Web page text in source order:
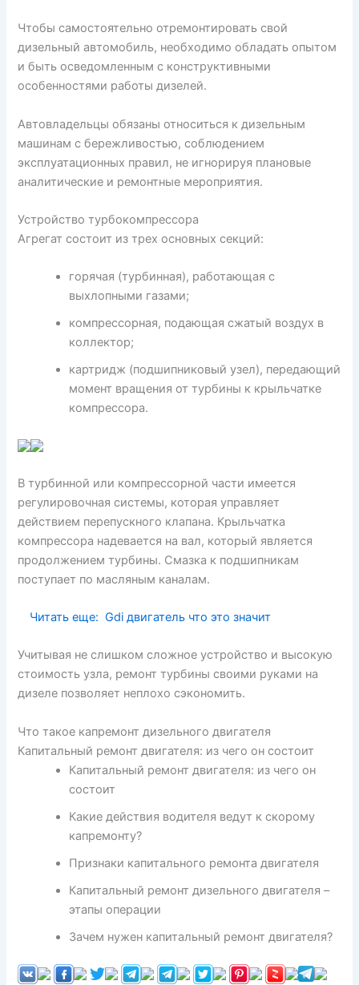
Чтобы самостоятельно отремонтировать свой
дизельный автомобиль, необходимо обладать опытом
и быть осведомленным с конструктивными
особенностями работы дизелей.
Автовладельцы обязаны относиться к дизельным
машинам с бережливостью, соблюдением
эксплуатационных правил, не игнорируя плановые
аналитические и ремонтные мероприятия.
Устройство турбокомпрессора
Агрегат состоит из трех основных секций:
горячая (турбинная), работающая с
выхлопными газами;
компрессорная, подающая сжатый воздух в
коллектор;
картридж (подшипниковый узел), передающий
момент вращения от турбины к крыльчатке
компрессора.
В турбинной или компрессорной части имеется
регулировочная системы, которая управляет
действием перепускного клапана. Крыльчатка
компрессора надевается на вал, который является
продолжением турбины. Смазка к подшипникам
поступает по масляным каналам.
Читать еще: Gdi двигатель что это значит
Учитывая не слишком сложное устройство и высокую
стоимость узла, ремонт турбины своими руками на
дизеле позволяет неплохо сэкономить.
Что такое капремонт дизельного двигателя
Капитальный ремонт двигателя: из чего он состоит
Капитальный ремонт двигателя: из чего он
состоит
Какие действия водителя ведут к скорому
капремонту?
Признаки капитального ремонта двигателя
Капитальный ремонт дизельного двигателя –
этапы операции
Зачем нужен капитальный ремонт двигателя?